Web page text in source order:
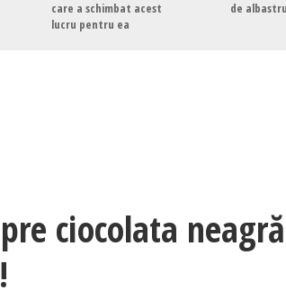
care a schimbat acest
lucru pentru ea
de albastru
ciocolata